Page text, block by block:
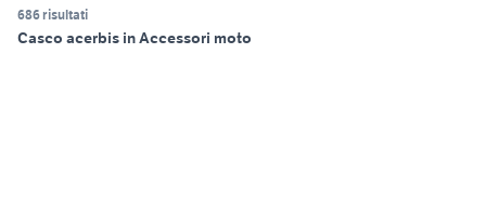
686 risultati
Casco acerbis in Accessori moto